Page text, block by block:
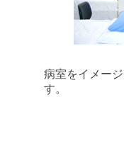
病室をイメー
す。